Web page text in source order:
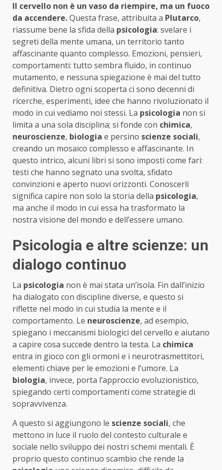
Il cervello non è un vaso da riempire, ma un fuoco
da accendere.Questa frase, attribuita a Plutarco,
riassume bene la sfida della psicologia: svelare i
segreti della mente umana, un territorio tanto
affascinante quanto complesso. Emozioni, pensieri,
comportamenti: tutto sembra fluido, in continuo
mutamento, e nessuna spiegazione è mai del tutto
definitiva. Dietro ogni scoperta ci sono decenni di
ricerche, esperimenti, idee che hanno rivoluzionato il
modo in cui vediamo noi stessi. La psicologia non si
limita a una sola disciplina; si fonde con chimica,
neuroscienze, biologia e persino scienze sociali,
creando un mosaico complesso e affascinante. In
questo intrico, alcuni libri si sono imposti come fari:
testi che hanno segnato una svolta, sfidato
convinzioni e aperto nuovi orizzonti. Conoscerli
significa capire non solo la storia della psicologia,
ma anche il modo in cui essa ha trasformato la
nostra visione del mondo e dell’essere umano.
Psicologia e altre scienze: un
dialogo continuo
La psicologia non è mai stata un’isola. Fin dall’inizio
ha dialogato con discipline diverse, e questo si
riflette nel modo in cui studia la mente e il
comportamento. Le neuroscienze, ad esempio,
spiegano i meccanismi biologici del cervello e aiutano
a capire cosa succede dentro la testa. La chimica
entra in gioco con gli ormoni e i neurotrasmettitori,
elementi chiave per le emozioni e l’umore. La
biologia, invece, porta l’approccio evoluzionistico,
spiegando certi comportamenti come strategie di
sopravvivenza.
A questo si aggiungono le scienze sociali, che
mettono in luce il ruolo del contesto culturale e
sociale nello sviluppo dei nostri schemi mentali. È
proprio questo continuo scambio che rende la